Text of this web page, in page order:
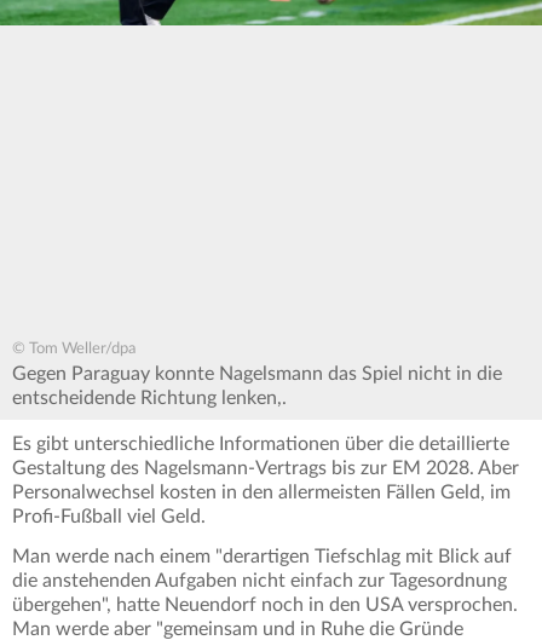
© Tom Weller/dpa
Gegen Paraguay konnte Nagelsmann das Spiel nicht in die
entscheidende Richtung lenken,.
Es gibt unterschiedliche Informationen über die detaillierte
Gestaltung des Nagelsmann-Vertrags bis zur EM 2028. Aber
Personalwechsel kosten in den allermeisten Fällen Geld, im
Profi-Fußball viel Geld.
Man werde nach einem "derartigen Tiefschlag mit Blick auf
die anstehenden Aufgaben nicht einfach zur Tagesordnung
übergehen", hatte Neuendorf noch in den USA versprochen.
Man werde aber "gemeinsam und in Ruhe die Gründe